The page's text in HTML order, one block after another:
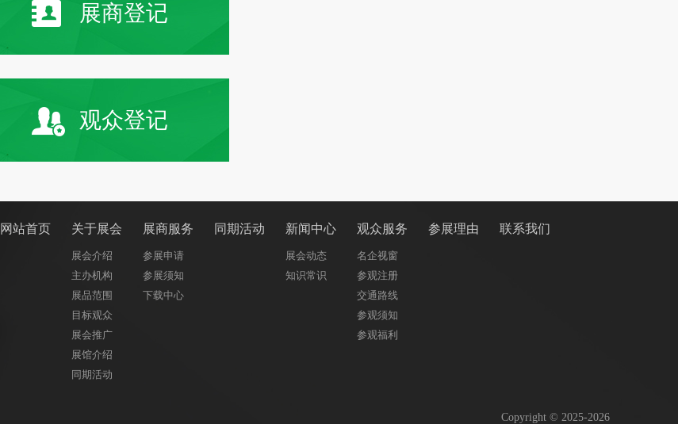
展商登记
观众登记
网站首页 关于展会
展会介绍
主办机构
展品范围
目标观众
展会推广
展馆介绍
同期活动
展商服务
参展申请
参展须知
下载中心
同期活动 新闻中心
展会动态
知识常识
观众服务
名企视窗
参观注册
交通路线
参观须知
参观福利
参展理由 联系我们
Copyright © 2025-2026